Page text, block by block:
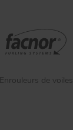
Enrouleurs de voiles